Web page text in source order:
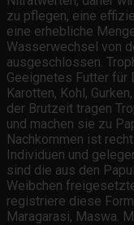
zu pflegen, eine
eine erhebliche
Wasserwechsel von
ausgeschlossen.
Geeignetes Futter für
Karotten, Kohl,
der Brutzeit tragen
und machen sie zu
Nachkommen ist
Individuen und
sind die aus den
Weibchen
registriere diese
Maragarasi, Maswa.